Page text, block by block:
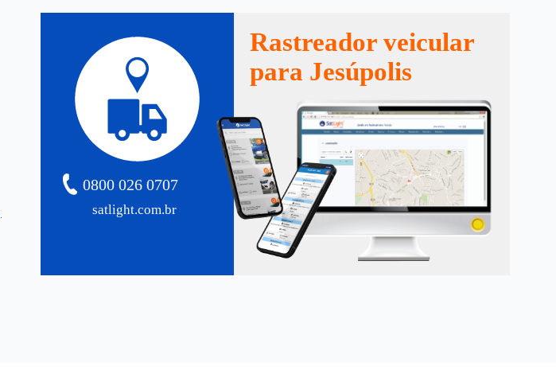
satlight.com.br
0800 026 0707
Rastreador veicular
para Jesúpolis